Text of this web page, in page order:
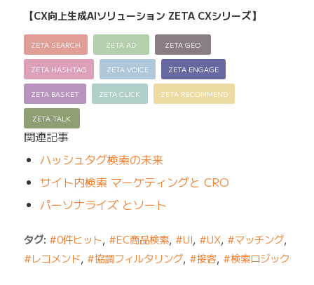
【CX向上生成AIソリューション ZETA CXシリーズ】
ZETA SEARCH ZETA AD ZETA GEO
ZETA HASHTAG ZETA VOICE ZETA ENGAGE
ZETA BASKET ZETA CLICK ZETA RECOMMEND
ZETA TALK
関連記事
ハッシュタグ検索の未来
サイト内検索 マーケティングと CRO
パーソナライズ とソート
タグ: #0件ヒット, #EC商品検索, #UI, #UX, #マッチング,
#レコメンド, #協調フィルタリング, #接客, #検索ロジック